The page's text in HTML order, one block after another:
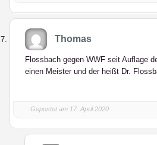
Thomas
Flossbach gegen WWF seit Auflage
einen Meister und der heißt Dr.
Gepostet am 17. April 2020